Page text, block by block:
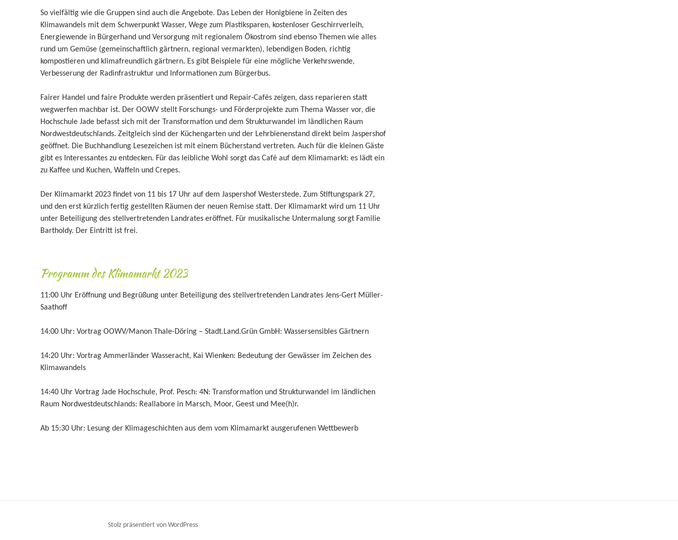
So vielfältig wie die Gruppen sind auch die Angebote. Das Leben der Honigbiene in Zeiten des
Klimawandels mit dem Schwerpunkt Wasser, Wege zum Plastiksparen, kostenloser Geschirrverleih,
Energiewende in Bürgerhand und Versorgung mit regionalem Ökostrom sind ebenso Themen wie alles
rund um Gemüse (gemeinschaftlich gärtnern, regional vermarkten), lebendigen Boden, richtig
kompostieren und klimafreundlich gärtnern. Es gibt Beispiele für eine mögliche Verkehrswende,
Verbesserung der Radinfrastruktur und Informationen zum Bürgerbus.
Fairer Handel und faire Produkte werden präsentiert und Repair-Cafés zeigen, dass reparieren statt
wegwerfen machbar ist. Der OOWV stellt Forschungs- und Förderprojekte zum Thema Wasser vor, die
Hochschule Jade befasst sich mit der Transformation und dem Strukturwandel im ländlichen Raum
Nordwestdeutschlands. Zeitgleich sind der Küchengarten und der Lehrbienenstand direkt beim Jaspershof
geöffnet. Die Buchhandlung Lesezeichen ist mit einem Bücherstand vertreten. Auch für die kleinen Gäste
gibt es Interessantes zu entdecken. Für das leibliche Wohl sorgt das Café auf dem Klimamarkt: es lädt ein
zu Kaffee und Kuchen, Waffeln und Crepes.
Der Klimamarkt 2023 findet von 11 bis 17 Uhr auf dem Jaspershof Westerstede, Zum Stiftungspark 27,
und den erst kürzlich fertig gestellten Räumen der neuen Remise statt. Der Klimamarkt wird um 11 Uhr
unter Beteiligung des stellvertretenden Landrates eröffnet. Für musikalische Untermalung sorgt Familie
Bartholdy. Der Eintritt ist frei.
Programm des Klimamarkt 2023
11:00 Uhr Eröffnung und Begrüßung unter Beteiligung des stellvertretenden Landrates Jens-Gert Müller-
Saathoff
14:00 Uhr: Vortrag OOWV/Manon Thale-Döring – Stadt.Land.Grün GmbH: Wassersensibles Gärtnern
14:20 Uhr: Vortrag Ammerländer Wasseracht, Kai Wienken: Bedeutung der Gewässer im Zeichen des
Klimawandels
14:40 Uhr Vortrag Jade Hochschule, Prof. Pesch: 4N: Transformation und Strukturwandel im ländlichen
Raum Nordwestdeutschlands: Reallabore in Marsch, Moor, Geest und Mee(h)r.
Ab 15:30 Uhr: Lesung der Klimageschichten aus dem vom Klimamarkt ausgerufenen Wettbewerb
Stolz präsentiert von WordPress